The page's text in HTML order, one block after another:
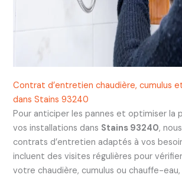
Contrat d’entretien chaudière, cumulus
dans Stains 93240
Pour anticiper les pannes et optimiser la
vos installations dans Stains 93240,
contrats d’entretien adaptés à vos
incluent des visites régulières pour
votre chaudière, cumulus ou chauffe-